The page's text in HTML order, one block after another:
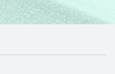
até 10
46